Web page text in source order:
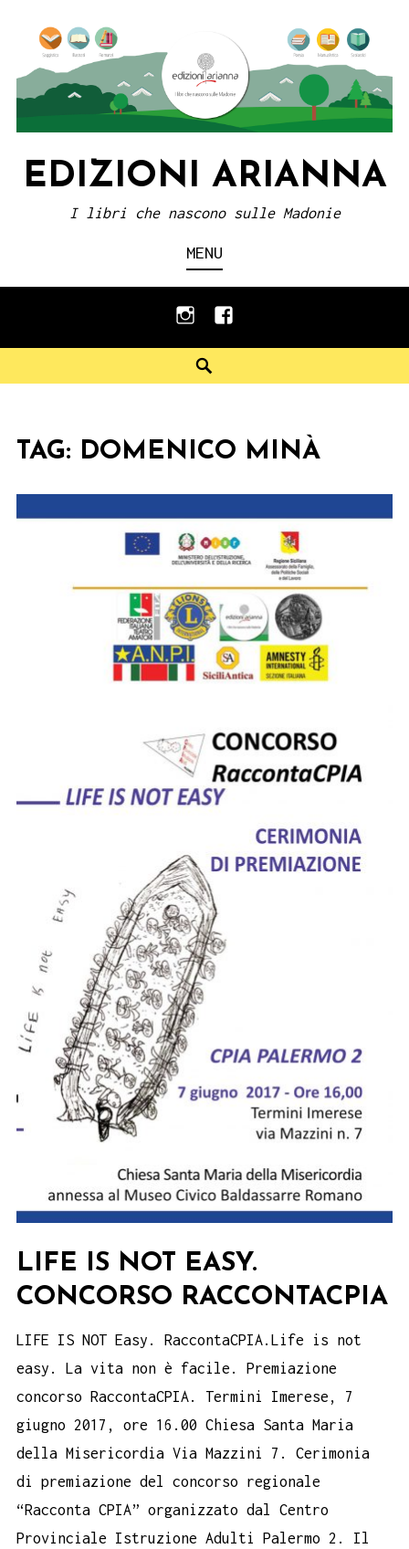
content
EDIZIONI ARIANNA
I libri che nascono sulle Madonie
MENU
instagramfacebook
TAG: DOMENICO MINÀ
LIFE IS NOT EASY.
CONCORSO RACCONTACPIA
LIFE IS NOT Easy. RaccontaCPIA.Life is not
easy. La vita non è facile. Premiazione
concorso RaccontaCPIA. Termini Imerese, 7
giugno 2017, ore 16.00 Chiesa Santa Maria
della Misericordia Via Mazzini 7. Cerimonia
di premiazione del concorso regionale
“Racconta CPIA” organizzato dal Centro
Provinciale Istruzione Adulti Palermo 2. Il